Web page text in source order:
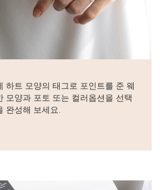
하트 모양의 태그로 포인트를 준 웨
모양과 포토 또는 컬러옵션을 선택
완성해 보세요.